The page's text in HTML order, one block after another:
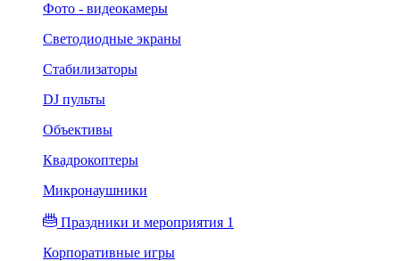
Фото - видеокамеры
Светодиодные экраны
Стабилизаторы
DJ пульты
Объективы
Квадрокоптеры
Микронаушники
Праздники и мероприятия 1
Корпоративные игры